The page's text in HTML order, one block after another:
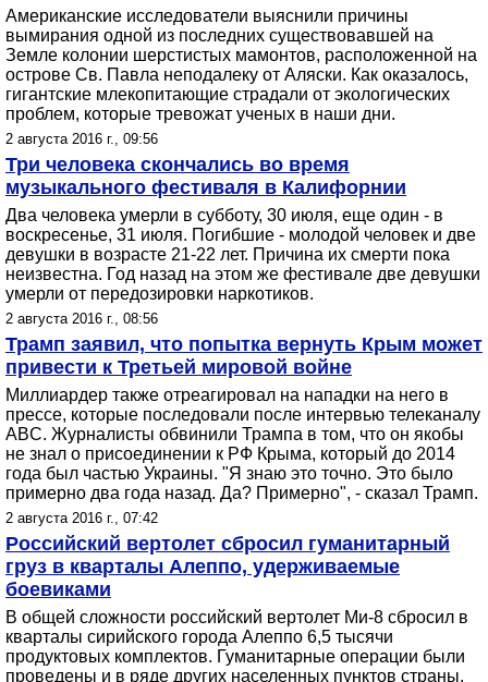
Американские исследователи выяснили причины
вымирания одной из последних существовавшей на
Земле колонии шерстистых мамонтов, расположенной на
острове Св. Павла неподалеку от Аляски. Как оказалось,
гигантские млекопитающие страдали от экологических
проблем, которые тревожат ученых в наши дни.
2 августа 2016 г., 09:56
Три человека скончались во время
музыкального фестиваля в Калифорнии
Два человека умерли в субботу, 30 июля, еще один - в
воскресенье, 31 июля. Погибшие - молодой человек и две
девушки в возрасте 21-22 лет. Причина их смерти пока
неизвестна. Год назад на этом же фестивале две девушки
умерли от передозировки наркотиков.
2 августа 2016 г., 08:56
Трамп заявил, что попытка вернуть Крым может
привести к Третьей мировой войне
Миллиардер также отреагировал на нападки на него в
прессе, которые последовали после интервью телеканалу
ABC. Журналисты обвинили Трампа в том, что он якобы
не знал о присоединении к РФ Крыма, который до 2014
года был частью Украины. "Я знаю это точно. Это было
примерно два года назад. Да? Примерно", - сказал Трамп.
2 августа 2016 г., 07:42
Российский вертолет сбросил гуманитарный
груз в кварталы Алеппо, удерживаемые
боевиками
В общей сложности российский вертолет Ми-8 сбросил в
кварталы сирийского города Алеппо 6,5 тысячи
продуктовых комплектов. Гуманитарные операции были
проведены и в ряде других населенных пунктов страны.